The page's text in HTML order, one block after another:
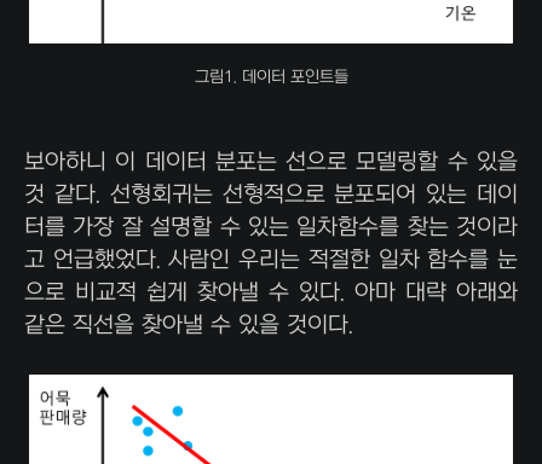
그림1. 데이터 포인트들
보아하니 이 데이터 분포는 선으로 모델링할 수 있을
것 같다. 선형회귀는 선형적으로 분포되어 있는 데이
터를 가장 잘 설명할 수 있는 일차함수를 찾는 것이라
고 언급했었다. 사람인 우리는 적절한 일차 함수를 눈
으로 비교적 쉽게 찾아낼 수 있다. 아마 대략 아래와
같은 직선을 찾아낼 수 있을 것이다.